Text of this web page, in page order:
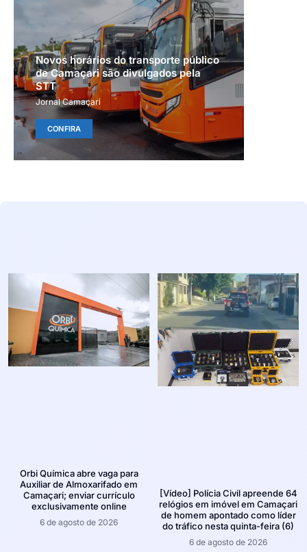
Novos horários do transporte público
de Camaçari são divulgados pela
STT
Jornal Camaçari
CONFIRA
Orbi Química abre vaga para
Auxiliar de Almoxarifado em
Camaçari; enviar currículo
exclusivamente online
6 de agosto de 2026
[Vídeo] Polícia Civil apreende 64
relógios em imóvel em Camaçari
de homem apontado como líder
do tráfico nesta quinta-feira (6)
6 de agosto de 2026